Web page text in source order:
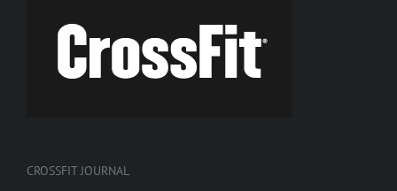
CROSSFIT JOURNAL